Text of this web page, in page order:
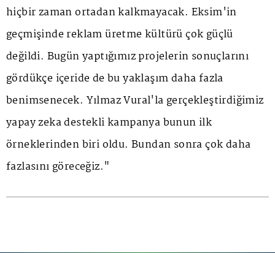
hiçbir zaman ortadan kalkmayacak. Eksim'in
geçmişinde reklam üretme kültürü çok güçlü
değildi. Bugün yaptığımız projelerin sonuçlarını
gördükçe içeride de bu yaklaşım daha fazla
benimsenecek. Yılmaz Vural'la gerçekleştirdiğimiz
yapay zeka destekli kampanya bunun ilk
örneklerinden biri oldu. Bundan sonra çok daha
fazlasını göreceğiz."